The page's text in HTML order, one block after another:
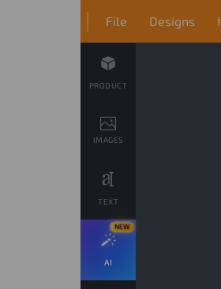
File Designs
PRODUCT
IMAGES
TEXT
AI
NEW